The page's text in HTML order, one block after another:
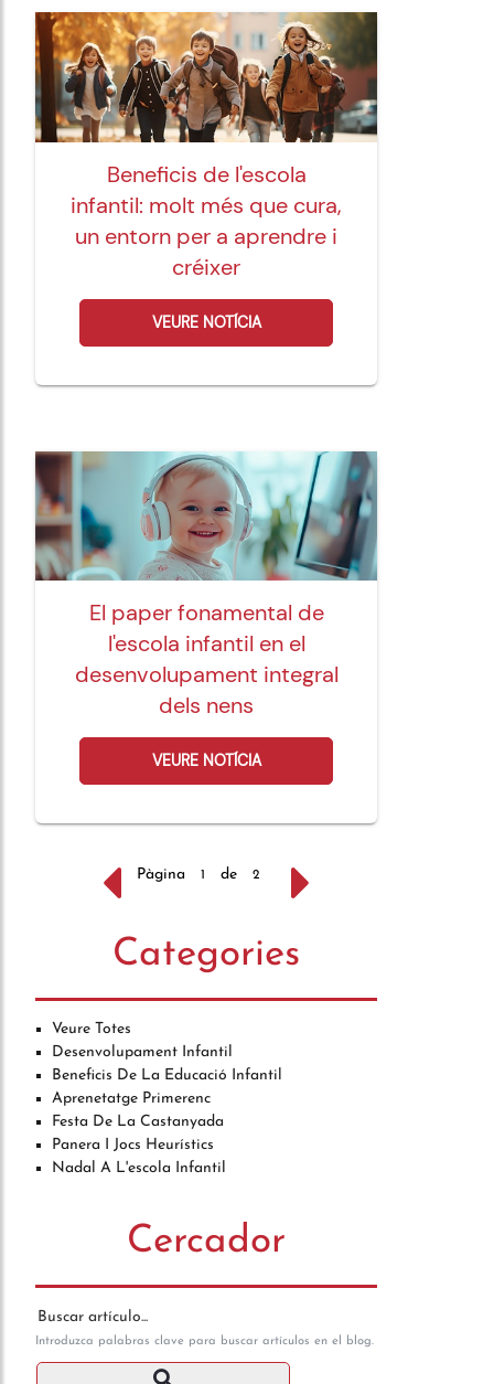
Beneficis de l'escola
infantil: molt més que cura,
un entorn per a aprendre i
créixer
VEURE NOTÍCIA
El paper fonamental de
l'escola infantil en el
desenvolupament integral
dels nens
VEURE NOTÍCIA
Pàgina 1 de 2
Categories
Veure Totes
Desenvolupament Infantil
Beneficis De La Educació Infantil
Aprenetatge Primerenc
Festa De La Castanyada
Panera I Jocs Heurístics
Nadal A L'escola Infantil
Cercador
Buscar artículo en el blog
Introduzca palabras clave para buscar artículos en el blog.